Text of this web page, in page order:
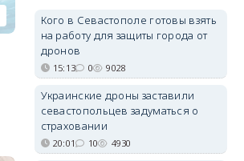
Кого в Севастополе готовы взять
на работу для защиты города от
дронов
15:13 0 9028
Украинские дроны заставили
севастопольцев задуматься о
страховании
20:01 10 4930